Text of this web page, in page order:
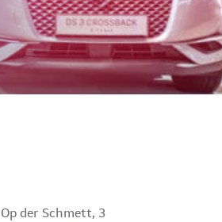
Op der Schmett, 3